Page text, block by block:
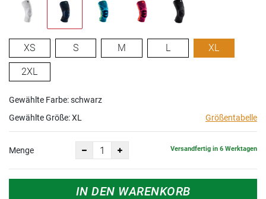
XS S M L XL
2XL
Gewählte Farbe: schwarz
Gewählte Größe:XL Größentabelle
Menge Versandfertig in 6 Werktagen
IN DEN WARENKORB